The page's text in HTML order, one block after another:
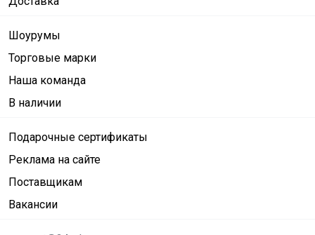
Шоурумы
Торговые марки
Наша команда
В наличии
Подарочные сертификаты
Реклама на сайте
Поставщикам
Вакансии